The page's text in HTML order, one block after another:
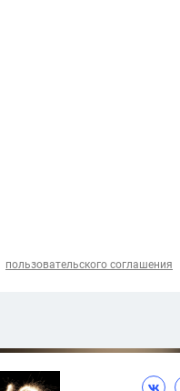
пользовательского соглашения